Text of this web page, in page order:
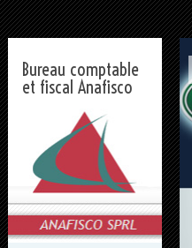
Bureau comptable
et fiscal Anafisco